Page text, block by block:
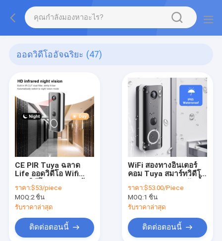
ออดวิดีโออัจฉริยะ (47)
CE PIR Tuya ฉลาด
Life ออดวิดีโอ Wifi
Chime
ราคา:$53/piece
MOQ:2 ชิ้น
รับราคาล่าสุด
ติดต่อตอนนี้
WiFi สองทางอินเตอร์
คอม Tuya สมาร์ทวิดีโอ
ราคา:$53.00/Piece
MOQ:1 ชิ้น
รับราคาล่าสุด
ติดต่อตอนนี้